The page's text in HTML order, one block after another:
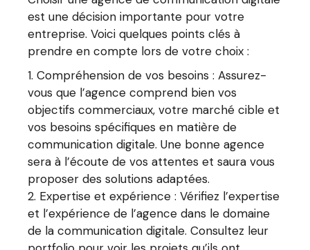
est une décision importante pour votre
entreprise. Voici quelques points clés à
prendre en compte lors de votre choix :
Compréhension de vos besoins : Assurez-
vous que l’agence comprend bien vos
objectifs commerciaux, votre marché cible et
vos besoins spécifiques en matière de
communication digitale. Une bonne agence
sera à l’écoute de vos attentes et saura vous
proposer des solutions adaptées.
Expertise et expérience : Vérifiez l’expertise
et l’expérience de l’agence dans le domaine
de la communication digitale. Consultez leur